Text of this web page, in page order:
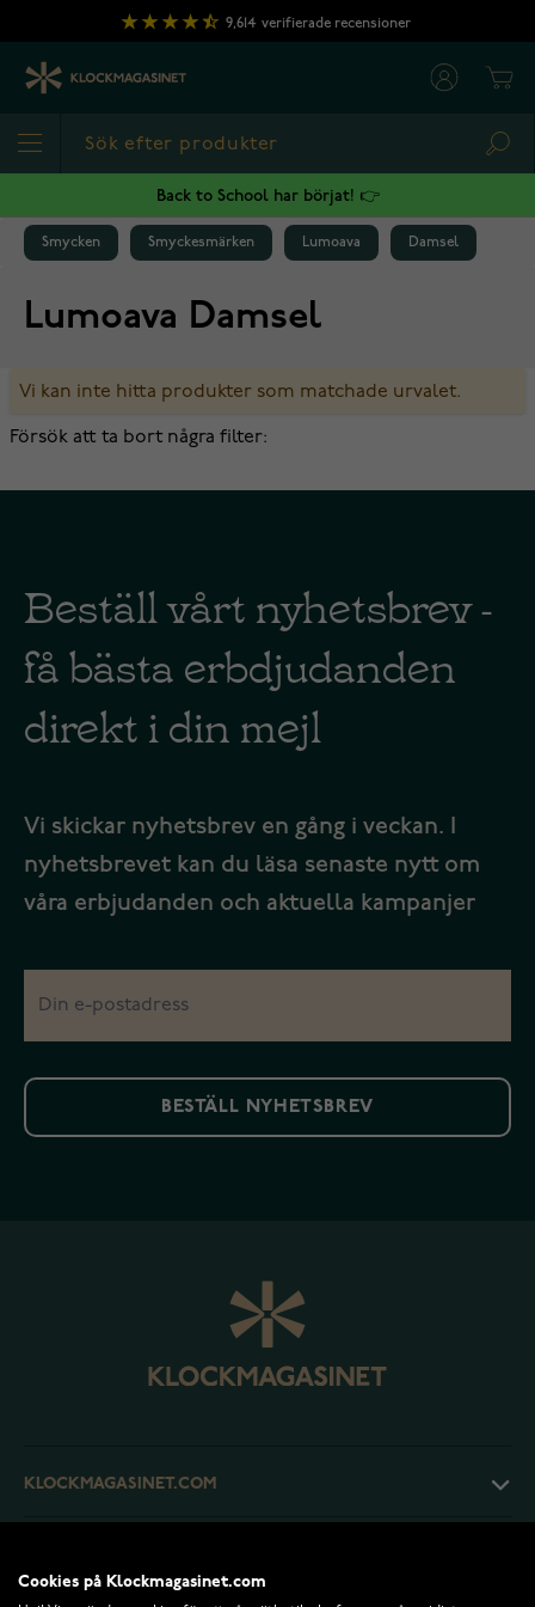
Hoppa till innehållet
9,614 verifierade recensioner
Back to School har börjat! 👉
Smycken Smyckesmärken Lumoava Damsel
Lumoava Damsel
Vi kan inte hitta produkter som matchade urvalet.
Försök att ta bort några filter:
Beställ vårt nyhetsbrev -
få bästa erbdjudanden
direkt i din mejl
Vi skickar nyhetsbrev en gång i veckan. I
nyhetsbrevet kan du läsa senaste nytt om
våra erbjudanden och aktuella kampanjer
BESTÄLL NYHETSBREV
KLOCKMAGASINET.COM
Cookies på Klockmagasinet.com